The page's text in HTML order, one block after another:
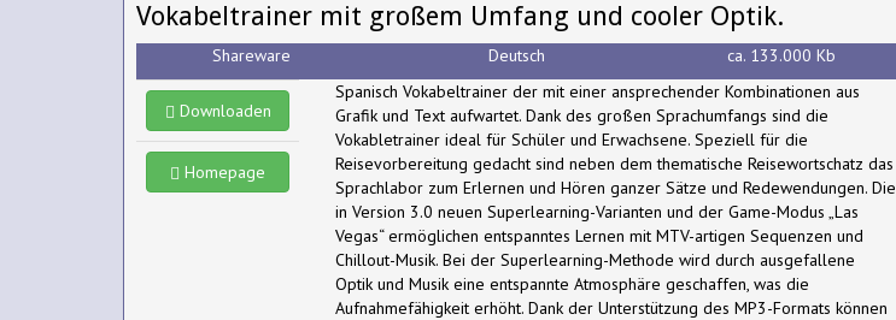
Vokabeltrainer mit großem Umfang und cooler Optik.
Shareware Deutsch ca. 133.000 Kb
Downloaden
Homepage
Spanisch Vokabeltrainer der mit einer ansprechender Kombinationen aus
Grafik und Text aufwartet. Dank des großen Sprachumfangs sind die
Vokabletrainer ideal für Schüler und Erwachsene. Speziell für die
Reisevorbereitung gedacht sind neben dem thematische Reisewortschatz das
Sprachlabor zum Erlernen und Hören ganzer Sätze und Redewendungen. Die
in Version 3.0 neuen Superlearning-Varianten und der Game-Modus „Las
Vegas“ ermöglichen entspanntes Lernen mit MTV-artigen Sequenzen und
Chillout-Musik. Bei der Superlearning-Methode wird durch ausgefallene
Optik und Musik eine entspannte Atmosphäre geschaffen, was die
Aufnahmefähigkeit erhöht. Dank der Unterstützung des MP3-Formats können